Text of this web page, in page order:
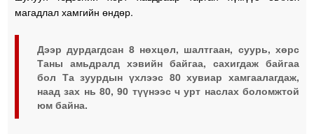
магадлал хамгийн өндөр.
Дээр дурдагдсан 8 нөхцөл, шалтгаан, суурь, хөрс
Таны амьдралд хэвийн байгаа, сахигдаж байгаа
бол Та зуурдын үхлээс 80 хувиар хамгаалагдаж,
наад зах нь 80, 90 түүнээс ч урт наслах боломжтой
юм байна.